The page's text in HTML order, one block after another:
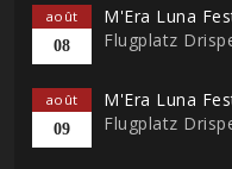
août
08
M'Era Luna
Flugplatz
août
09
M'Era Luna
Flugplatz